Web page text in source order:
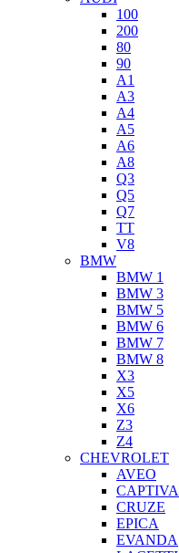
100
200
80
90
A1
A3
A4
A5
A6
A8
Q3
Q5
Q7
TT
V8
BMW
BMW 1
BMW 3
BMW 5
BMW 6
BMW 7
BMW 8
X3
X5
X6
Z3
Z4
CHEVROLET
AVEO
CAPTIVA
CRUZE
EPICA
EVANDA